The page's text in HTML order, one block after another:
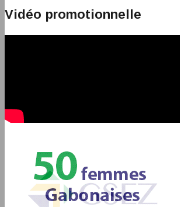
Vidéo promotionnelle